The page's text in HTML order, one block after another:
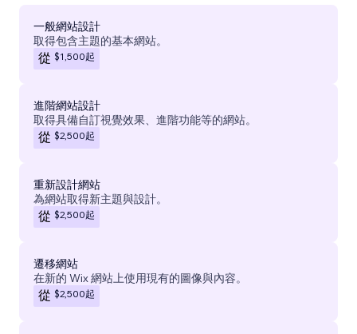
一般網站設計
取得包含主題的基本網站。
從 $1,500起
進階網站設計
取得具備自訂視覺效果、進階功能等的網站。
從 $2,500起
重新設計網站
為網站取得新主題與設計。
從 $2,500起
遷移網站
在新的 Wix 網站上使用現有的圖像與內容。
從 $2,500起